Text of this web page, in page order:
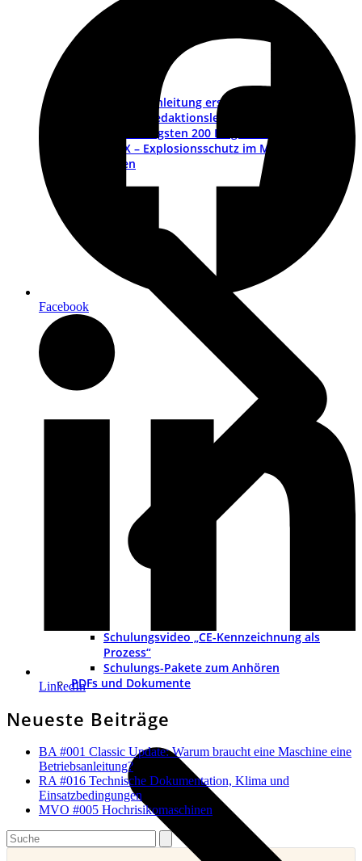
Betriebsanleitung erstellen – ein Leitfaden
Muster-Redaktionsleitfaden
Die wichtigsten 200 Fragen und Antworten
ATEX – Explosionsschutz im Maschinenbau
Schulungen
Schulungsvideo „CE-Kennzeichnung als
Prozess“
Schulungs-Pakete zum Anhören
PDFs und Dokumente
Facebook
LinkedIn
Neueste Beiträge
BA #001 Classic Update: Warum braucht eine Maschine eine
Betriebsanleitung?
RA #016 Technische Dokumentation, Klima und
Einsatzbedingungen
MVO #005 Hochrisikomaschinen
Search